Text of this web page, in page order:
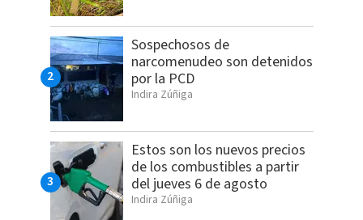
Sospechosos de
narcomenudeo son detenidos
por la PCD
Indira Zúñiga
Estos son los nuevos precios
de los combustibles a partir
del jueves 6 de agosto
Indira Zúñiga